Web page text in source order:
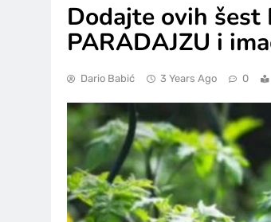
Dodajte ovih šest
PARADAJZU i
Dario Babić 3 Years Ago 0